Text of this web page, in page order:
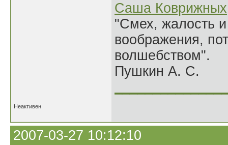
Саша Коврижных
"Смех, жалость
воображения,
волшебством".
Пушкин А. С.
Неактивен
2007-03-27 10:12:10